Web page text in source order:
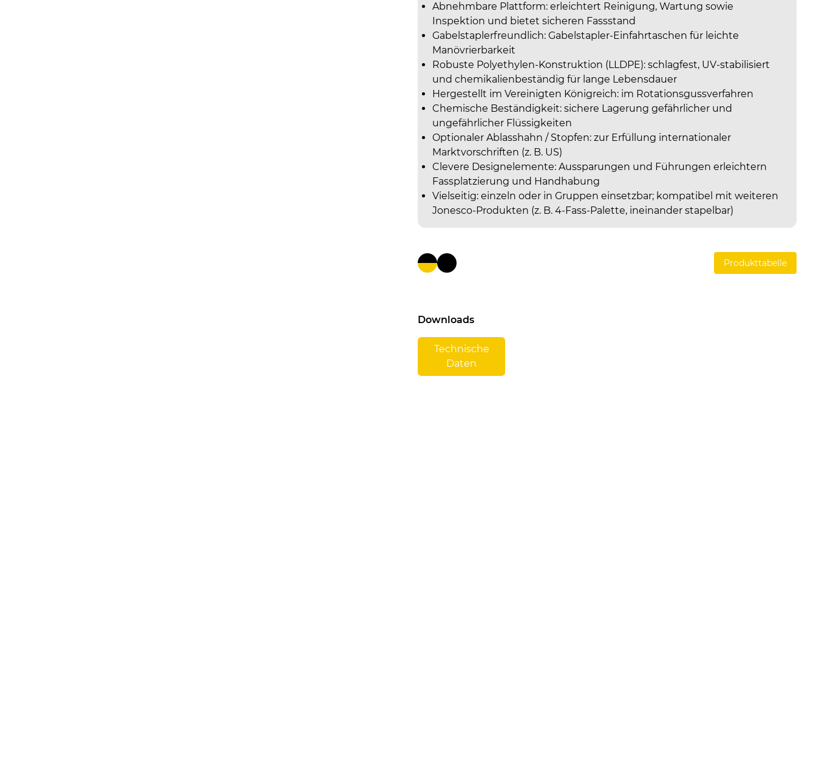
Abnehmbare Plattform: erleichtert Reinigung, Wartung sowie
Inspektion und bietet sicheren Fassstand
Gabelstaplerfreundlich: Gabelstapler-Einfahrtaschen für leichte
Manövrierbarkeit
Robuste Polyethylen-Konstruktion (LLDPE): schlagfest, UV-stabilisiert
und chemikalienbeständig für lange Lebensdauer
Hergestellt im Vereinigten Königreich: im Rotationsgussverfahren
Chemische Beständigkeit: sichere Lagerung gefährlicher und
ungefährlicher Flüssigkeiten
Optionaler Ablasshahn / Stopfen: zur Erfüllung internationaler
Marktvorschriften (z. B. US)
Clevere Designelemente: Aussparungen und Führungen erleichtern
Fassplatzierung und Handhabung
Vielseitig: einzeln oder in Gruppen einsetzbar; kompatibel mit weiteren
Jonesco-Produkten (z. B. 4-Fass-Palette, ineinander stapelbar)
Produkttabelle
Downloads
Technische
Daten